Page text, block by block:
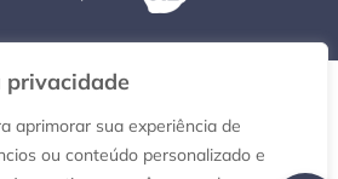
privacidade
aprimorar sua experiência de
ou conteúdo personalizado e